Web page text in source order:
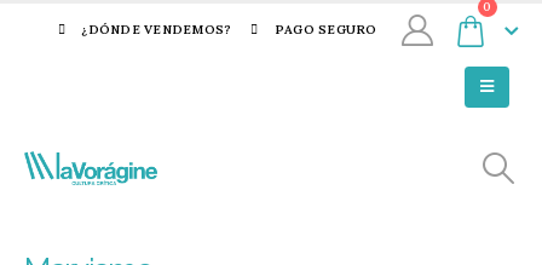
¿DÓNDE VENDEMOS? PAGO SEGURO
0